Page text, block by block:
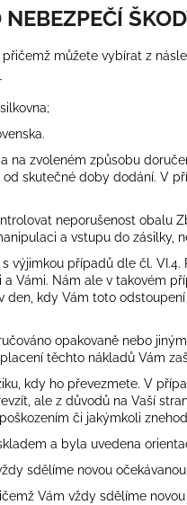
můžete vybírat z
na zvoleném způsobu
skutečné doby dodání. V
neporušenost
a vstupu do zásilky,
výjimkou případů dle čl. VI.4.
Vámi. Nám ale v takovém
kdy Vám toto
opakovaně nebo
těchto nákladů Vám
kdy ho převezmete. V
ale z důvodů na Vaší
či jakýmkoli
a byla uvedena
sdělíme novou
Vám vždy sdělíme